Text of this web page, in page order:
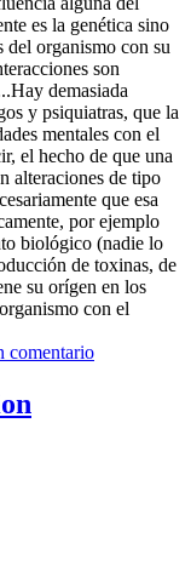
es la genética sino
del organismo con su
son
demasiada
y psiquiatras, que la
mentales con el
el hecho de que una
alteraciones de tipo
que esa
por ejemplo
biológico (nadie lo
de toxinas, de
su orígen en los
con el
comentario